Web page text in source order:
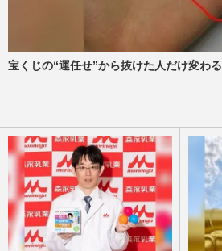
宝くじの“運任せ”から抜けた人だけ変わる